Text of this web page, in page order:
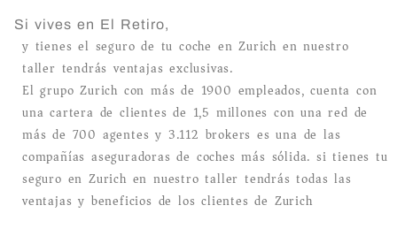
Si vives en El Retiro,
y tienes el seguro de tu coche en Zurich en nuestro
taller tendrás ventajas exclusivas.
El grupo Zurich con más de 1900 empleados, cuenta con
una cartera de clientes de 1,5 millones con una red de
más de 700 agentes y 3.112 brokers es una de las
compañías aseguradoras de coches más sólida. si tienes tu
seguro en Zurich en nuestro taller tendrás todas las
ventajas y beneficios de los clientes de Zurich